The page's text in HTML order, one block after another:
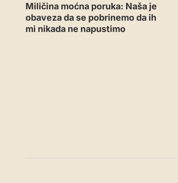
Miličina moćna poruka: Naša je
obaveza da se pobrinemo da ih
mi nikada ne napustimo